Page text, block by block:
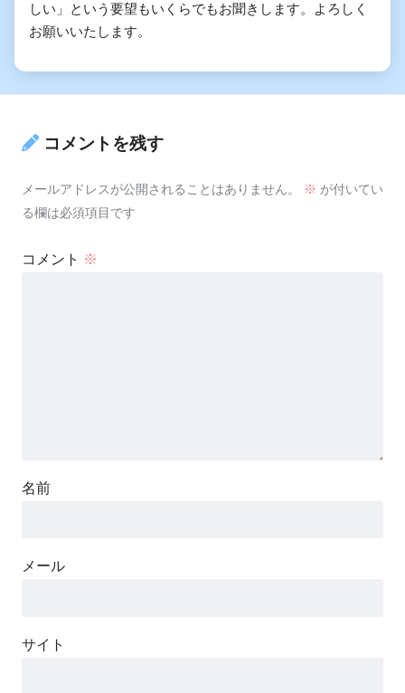
しい」という要望もいくらでもお聞きします。よろしく
お願いいたします。
コメントを残す
メールアドレスが公開されることはありません。 ※ が付いてい
る欄は必須項目です
コメント ※
名前
メール
サイト